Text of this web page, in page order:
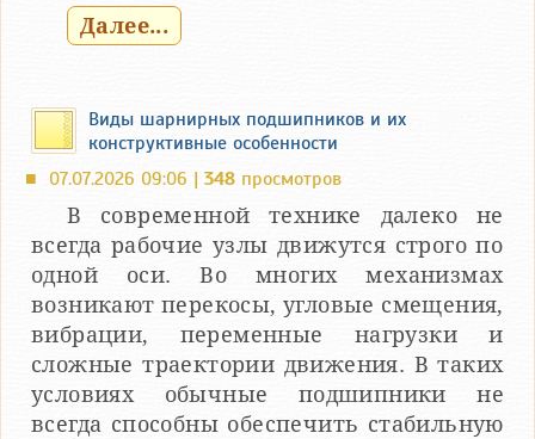
Далее...
Виды шарнирных подшипников и их
конструктивные особенности
■ 07.07.2026 09:06 | 348 просмотров
В современной технике далеко не
всегда рабочие узлы движутся строго по
одной оси. Во многих механизмах
возникают перекосы, угловые смещения,
вибрации, переменные нагрузки и
сложные траектории движения. В таких
условиях обычные подшипники не
всегда способны обеспечить стабильную